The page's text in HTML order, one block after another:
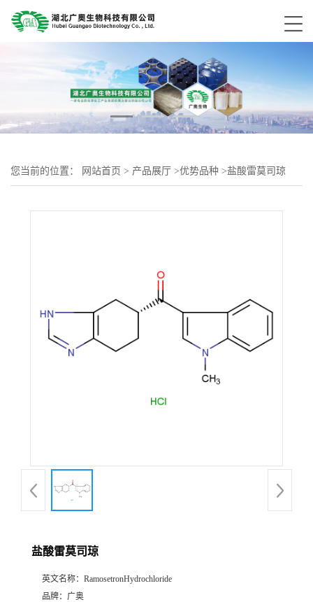
您当前的位置： 网站首页 > 产品展厅 >优势品种 >盐酸雷莫司琼
盐酸雷莫司琼
英文名称： RamosetronHydrochloride
品牌： 广奥